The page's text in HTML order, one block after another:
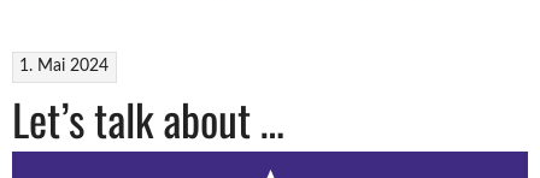
1. Mai 2024
Let’s talk about …